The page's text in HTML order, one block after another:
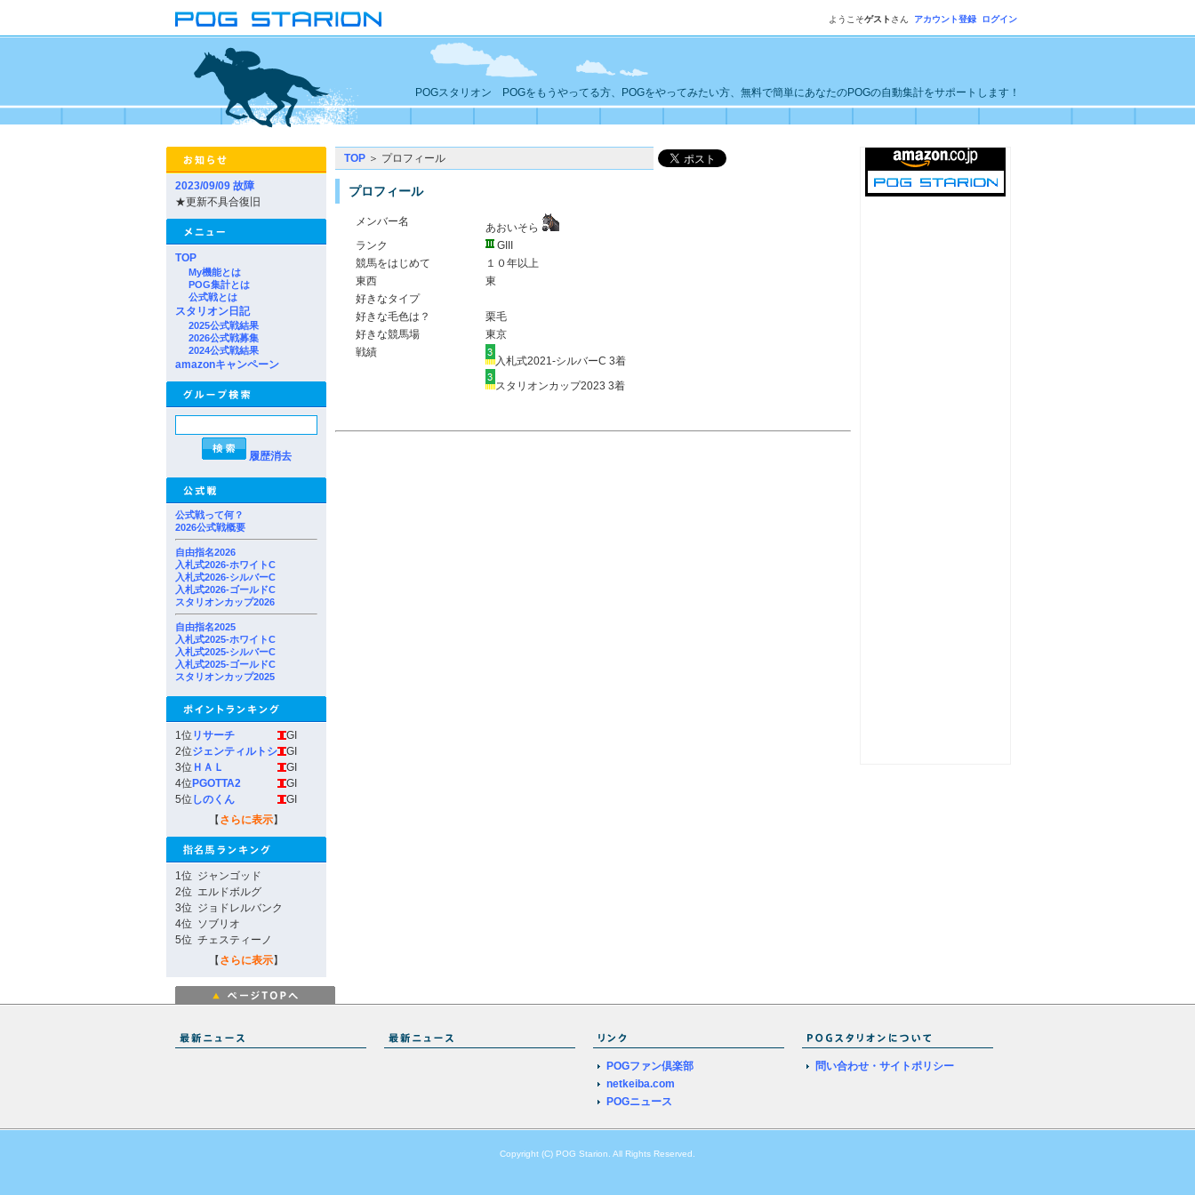
ようこそゲスト さん アカウント登録 ログイン
POGスタリオン POGをもうやってる方、POGをやってみたい方、無料で簡単にあなたのPOGの自動集計をサポートします！
2023/09/09 故障
★更新不具合復旧
TOP
My機能とは
POG集計とは
公式戦とは
スタリオン日記
2025公式戦結果
2026公式戦募集
2024公式戦結果
amazonキャンペーン
履歴消去
公式戦って何？
2026公式戦概要
自由指名2026
入札式2026-ホワイトC
入札式2026-シルバーC
入札式2026-ゴールドC
スタリオンカップ2026
自由指名2025
入札式2025-ホワイトC
入札式2025-シルバーC
入札式2025-ゴールドC
スタリオンカップ2025
1位 リサーチ
GI
2位ジェンティルトシ
GI
3位 ＨＡＬ
GI
4位 PGOTTA2
GI
5位 しのくん
GI
【 さらに表示】
1位 ジャンゴッド
2位 エルドボルグ
3位 ジョドレルバンク
4位 ソブリオ
5位 チェスティーノ
【 さらに表示】
TOP ＞ プロフィール
プロフィール
メンバー名
あおいそら
ランク
GIII
競馬をはじめて
１０年以上
東西
東
好きなタイプ
好きな毛色は？
栗毛
好きな競馬場
東京
戦績
入札式2021-シルバーC 3着
スタリオンカップ2023 3着
POGファン倶楽部
netkeiba.com
POGニュース
問い合わせ・サイトポリシー
Copyright (C) POG Starion. All Rights Reserved.